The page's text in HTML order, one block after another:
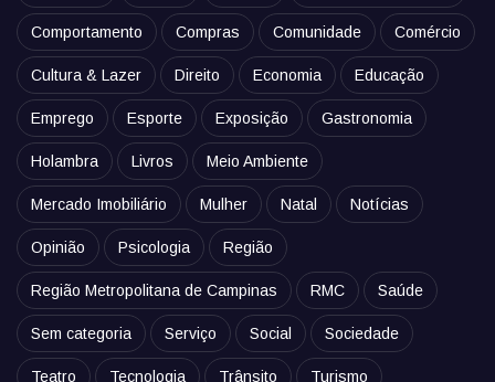
Comportamento Compras Comunidade Comércio
Cultura & Lazer Direito Economia Educação
Emprego Esporte Exposição Gastronomia
Holambra Livros Meio Ambiente
Mercado Imobiliário Mulher Natal Notícias
Opinião Psicologia Região
Região Metropolitana de Campinas RMC Saúde
Sem categoria Serviço Social Sociedade
Teatro Tecnologia Trânsito Turismo